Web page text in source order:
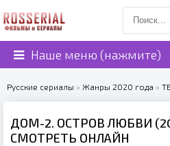
Наше меню (нажмите)
Русские сериалы » Жанры 2020 года »
ДОМ-2. ОСТРОВ ЛЮБВИ
СМОТРЕТЬ ОНЛАЙН